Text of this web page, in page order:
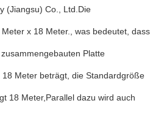
(Jiangsu) Co., Ltd.Die
x 18 Meter., was bedeutet, dass
Platte
Meter beträgt, die Standardgröße
18 Meter,Parallel dazu wird auch